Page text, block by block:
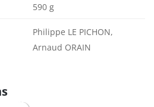
590 g
Philippe LE PICHON,
Arnaud ORAIN